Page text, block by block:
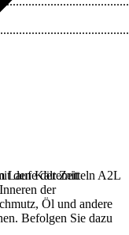
Laufe der Zeit
der
Öl und andere
Befolgen Sie dazu
den Kältemitteln A2L